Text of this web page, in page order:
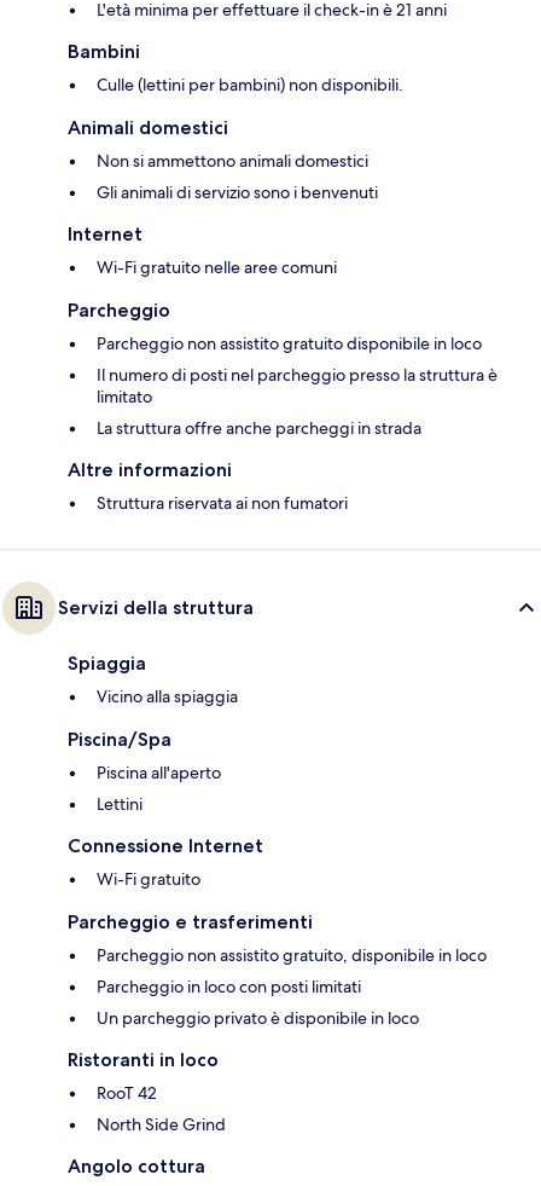
L'età minima per effettuare il check-in è 21 anni
Bambini
Culle (lettini per bambini) non disponibili.
Animali domestici
Non si ammettono animali domestici
Gli animali di servizio sono i benvenuti
Internet
Wi-Fi gratuito nelle aree comuni
Parcheggio
Parcheggio non assistito gratuito disponibile in loco
Il numero di posti nel parcheggio presso la struttura è
limitato
La struttura offre anche parcheggi in strada
Altre informazioni
Struttura riservata ai non fumatori
Servizi della struttura
Spiaggia
Vicino alla spiaggia
Piscina/Spa
Piscina all'aperto
Lettini
Connessione Internet
Wi-Fi gratuito
Parcheggio e trasferimenti
Parcheggio non assistito gratuito, disponibile in loco
Parcheggio in loco con posti limitati
Un parcheggio privato è disponibile in loco
Ristoranti in loco
RooT 42
North Side Grind
Angolo cottura